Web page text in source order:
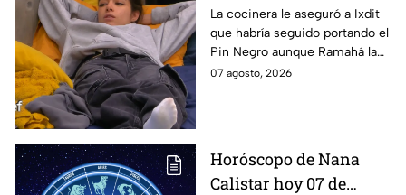
designación del Pin
Negro a un integrante
de las "Divas" en
MasterChef 24/7
La cocinera le aseguró a Ixdit
que habría seguido portando el
Pin Negro aunque Ramahá la
hubiera subido al balcón
07 agosto, 2026
Horóscopo de Nana
Calistar hoy 07 de